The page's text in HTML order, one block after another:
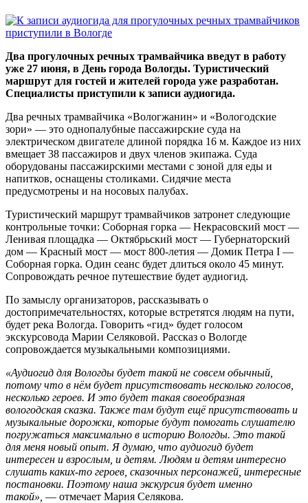
Два прогулочных речных трамвайчика введут в работу
уже 27 июня, в День города Вологды. Туристический
маршрут для гостей и жителей города уже разработан.
Специалисты приступили к записи аудиогида.
Два речных трамвайчика «Вологжанин» и «Вологодские
зори» — это однопалубные пассажирские суда на
электрическом двигателе длиной порядка 16 м. Каждое из них
вмещает 38 пассажиров и двух членов экипажа. Суда
оборудованы пассажирскими местами с зоной для еды и
напитков, оснащены столиками. Сидячие места
предусмотрены и на носовых палубах.
Туристический маршрут трамвайчиков затронет следующие
контрольные точки: Соборная горка — Некрасовский мост —
Ленивая площадка — Октябрьский мост — Губернаторский
дом — Красный мост — мост 800-летия — Домик Петра I —
Соборная горка. Один сеанс будет длиться около 45 минут.
Сопровождать речное путешествие будет аудиогид.
По замыслу организаторов, рассказывать о
достопримечательностях, которые встретятся людям на пути,
будет река Вологда. Говорить «гид» будет голосом
экскурсовода Марии Селяковой. Рассказ о Вологде
сопровождается музыкальными композициями.
«Аудиогид для Вологды будет такой не совсем обычный,
потому что в нём будет присутствовать несколько голосов,
несколько героев. И это будет такая своеобразная
вологодская сказка. Также там будут ещё присутствовать и
музыкальные дорожки, которые будут помогать слушателю
погружаться максимально в историю Вологды. Это такой
для меня новый опыт. Я думаю, что аудиогид будет
интересен и взрослым, и детям. Людям и детям интересно
слушать каких-то героев, сказочных персонажей, интересные
постановки. Поэтому наша экскурсия будет именно
такой», — отмечает Мария Селякова.